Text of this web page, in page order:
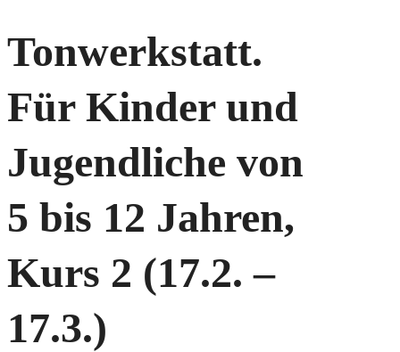
Tonwerkstatt.
Für Kinder und
Jugendliche von
5 bis 12 Jahren,
Kurs 2 (17.2. –
17.3.)